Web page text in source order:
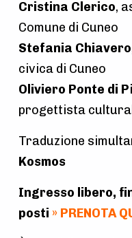
Cristina Clerico,
Comune di Cuneo
Stefania Chiavero
civica di Cuneo
Oliviero Ponte di
progettista
Traduzione
Kosmos
Ingresso libero,
posti » PRENOTA